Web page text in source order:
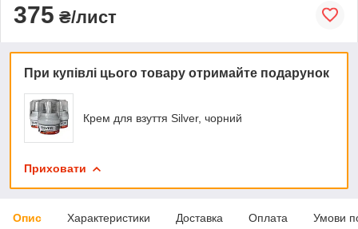
375 ₴/лист
При купівлі цього товару отримайте подарунок
Крем для взуття Silver, чорний
Приховати
Опис Характеристики Доставка Оплата Умови